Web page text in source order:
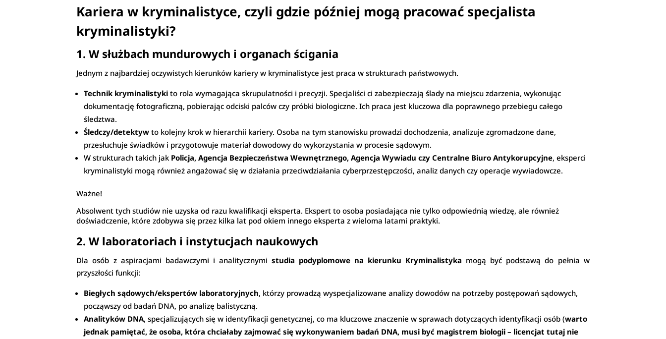
Kariera w kryminalistyce, czyli gdzie później mogą pracować specjalista
kryminalistyki?
1. W służbach mundurowych i organach ścigania
Jednym z najbardziej oczywistych kierunków kariery w kryminalistyce jest praca w strukturach państwowych.
Technik kryminalistyki to rola wymagająca skrupulatności i precyzji. Specjaliści ci zabezpieczają ślady na miejscu zdarzenia, wykonując
dokumentację fotograficzną, pobierając odciski palców czy próbki biologiczne. Ich praca jest kluczowa dla poprawnego przebiegu całego
śledztwa.
Śledczy/detektyw to kolejny krok w hierarchii kariery. Osoba na tym stanowisku prowadzi dochodzenia, analizuje zgromadzone dane,
przesłuchuje świadków i przygotowuje materiał dowodowy do wykorzystania w procesie sądowym.
W strukturach takich jak Policja, Agencja Bezpieczeństwa Wewnętrznego, Agencja Wywiadu czy Centralne Biuro Antykorupcyjne, eksperci
kryminalistyki mogą również angażować się w działania przeciwdziałania cyberprzestępczości, analiz danych czy operacje wywiadowcze.
Ważne!
Absolwent tych studiów nie uzyska od razu kwalifikacji eksperta. Ekspert to osoba posiadająca nie tylko odpowiednią wiedzę, ale również
doświadczenie, które zdobywa się przez kilka lat pod okiem innego eksperta z wieloma latami praktyki.
2. W laboratoriach i instytucjach naukowych
Dla osób z aspiracjami badawczymi i analitycznymi studia podyplomowe na kierunku Kryminalistyka mogą być podstawą do pełnia w
przyszłości funkcji:
Biegłych sądowych/ekspertów laboratoryjnych, którzy prowadzą wyspecjalizowane analizy dowodów na potrzeby postępowań sądowych,
począwszy od badań DNA, po analizę balistyczną.
Analityków DNA, specjalizujących się w identyfikacji genetycznej, co ma kluczowe znaczenie w sprawach dotyczących identyfikacji osób (warto
jednak pamiętać, że osoba, która chciałaby zajmować się wykonywaniem badań DNA, musi być magistrem biologii – licencjat tutaj nie